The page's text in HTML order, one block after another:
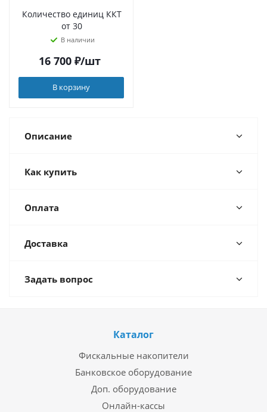
Количество единиц ККТ
от 30
В наличии
16 700₽/шт
В корзину
Описание
Как купить
Оплата
Доставка
Задать вопрос
Каталог
Фискальные накопители
Банковское оборудование
Доп. оборудование
Онлайн-кассы